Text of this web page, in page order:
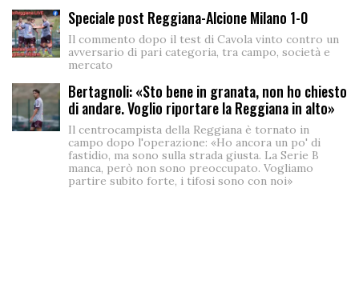
Speciale post Reggiana-Alcione Milano 1-0
Il commento dopo il test di Cavola vinto contro un
avversario di pari categoria, tra campo, società e
mercato
Bertagnoli: «Sto bene in granata, non ho chiesto
di andare. Voglio riportare la Reggiana in alto»
Il centrocampista della Reggiana è tornato in
campo dopo l'operazione: «Ho ancora un po' di
fastidio, ma sono sulla strada giusta. La Serie B
manca, però non sono preoccupato. Vogliamo
partire subito forte, i tifosi sono con noi»